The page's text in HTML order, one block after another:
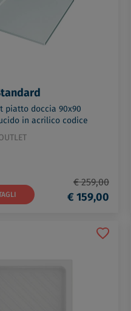
piatto doccia 90x90
in acrilico codice
€ 259,00
€ 159,00